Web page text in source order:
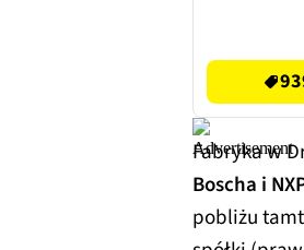
Fabryka w
Boscha i
pobliżu